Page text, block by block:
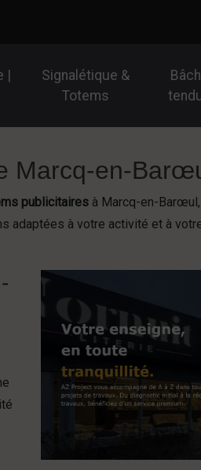
Signalétique &
Totems
Marcq-en-
publicitaires à Marcq-en-
adaptées à votre activité et à